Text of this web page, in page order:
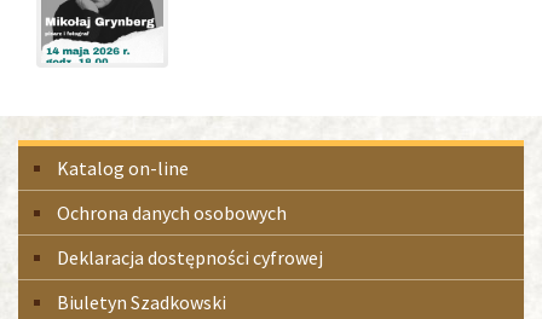
Menu
boczne
Katalog on-line
Ochrona danych osobowych
Deklaracja dostępności cyfrowej
Biuletyn Szadkowski